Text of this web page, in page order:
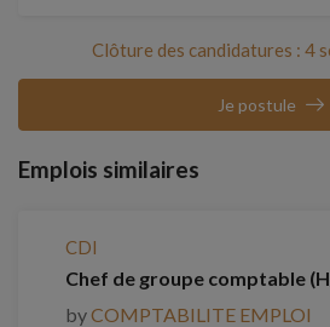
Clôture des candidatures : 4
Je postule
Emplois similaires
CDI
Chef de groupe comptable
byCOMPTABILITE EMPLOI